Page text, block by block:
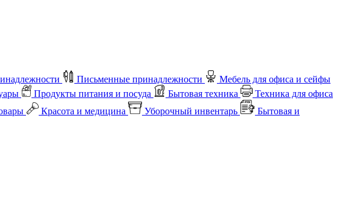
Письменные принадлежности
Мебель для офиса и сейфы
Продукты питания и посуда Бытовая техника
Техника для офиса
Красота и медицина Уборочный инвентарь
Бытовая и